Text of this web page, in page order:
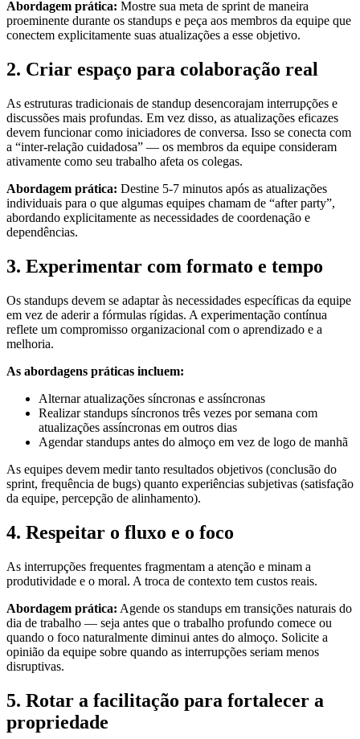
Abordagem prática: Mostre sua meta de sprint de maneira
proeminente durante os standups e peça aos membros da equipe que
conectem explicitamente suas atualizações a esse objetivo.
2. Criar espaço para colaboração real
As estruturas tradicionais de standup desencorajam interrupções e
discussões mais profundas. Em vez disso, as atualizações eficazes
devem funcionar como iniciadores de conversa. Isso se conecta com
a “inter-relação cuidadosa” — os membros da equipe consideram
ativamente como seu trabalho afeta os colegas.
Abordagem prática: Destine 5-7 minutos após as atualizações
individuais para o que algumas equipes chamam de “after party”,
abordando explicitamente as necessidades de coordenação e
dependências.
3. Experimentar com formato e tempo
Os standups devem se adaptar às necessidades específicas da equipe
em vez de aderir a fórmulas rígidas. A experimentação contínua
reflete um compromisso organizacional com o aprendizado e a
melhoria.
As abordagens práticas incluem:
Alternar atualizações síncronas e assíncronas
Realizar standups síncronos três vezes por semana com
atualizações assíncronas em outros dias
Agendar standups antes do almoço em vez de logo de manhã
As equipes devem medir tanto resultados objetivos (conclusão do
sprint, frequência de bugs) quanto experiências subjetivas (satisfação
da equipe, percepção de alinhamento).
4. Respeitar o fluxo e o foco
As interrupções frequentes fragmentam a atenção e minam a
produtividade e o moral. A troca de contexto tem custos reais.
Abordagem prática: Agende os standups em transições naturais do
dia de trabalho — seja antes que o trabalho profundo comece ou
quando o foco naturalmente diminui antes do almoço. Solicite a
opinião da equipe sobre quando as interrupções seriam menos
disruptivas.
5. Rotar a facilitação para fortalecer a
propriedade